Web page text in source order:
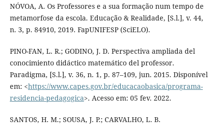
NÓVOA, A. Os Professores e a sua formação num tempo de
metamorfose da escola. Educação & Realidade, [S.l.], v. 44,
n. 3, p. 84910, 2019. FapUNIFESP (SciELO).
PINO-FAN, L. R.; GODINO, J. D. Perspectiva ampliada del
conocimiento didáctico matemático del professor.
Paradigma, [S.l.], v. 36, n. 1, p. 87–109, jun. 2015. Disponível
em: <https://www.capes.gov.br/educacaobasica/programa-
residencia-pedagogica>. Acesso em: 05 fev. 2022.
SANTOS, H. M.; SOUSA, J. P.; CARVALHO, L. B.